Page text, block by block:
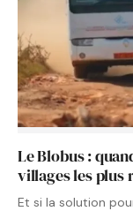
Le Blobus :
villages les plus
Et si la solution